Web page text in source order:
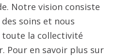
Notre vision consiste
soins et nous
toute la collectivité
Pour en savoir plus sur